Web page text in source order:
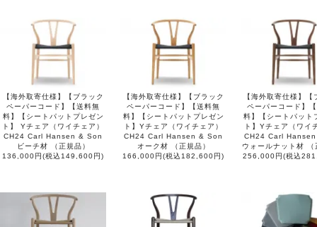
【海外取寄仕様】【ブラック
ペーパーコード】【送料無
料】【シートパットプレゼン
ト】 Yチェア（ワイチェア）
CH24 Carl Hansen & Son
ビーチ材 （正規品）
136,000円(税込149,600円)
【海外取寄仕様】【ブラック
ペーパーコード】【送料無
料】【シートパットプレゼン
ト】Yチェア（ワイチェア）
CH24 Carl Hansen & Son
オーク材 （正規品）
166,000円(税込182,600円)
【海外取寄仕様】【
ペーパーコード】
料】【シートパット
ト】Yチェア（ワイ
CH24 Carl
ウォールナット材 （
256,000円(税込